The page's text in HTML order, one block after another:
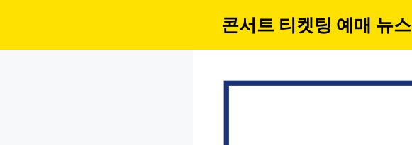
콘서트 티켓팅 예매 뉴스